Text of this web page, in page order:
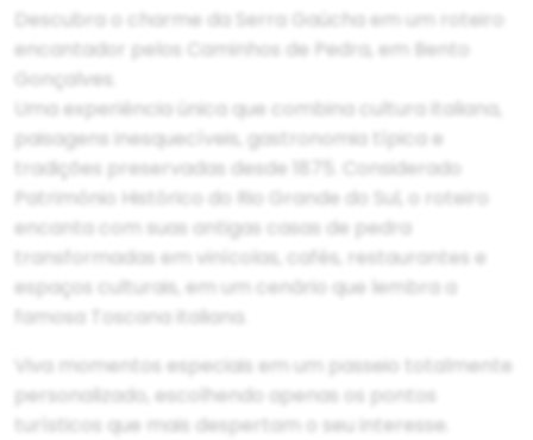
Descubra o charme da Serra Gaúcha em um roteiro
encantador pelos Caminhos de Pedra, em Bento
Gonçalves.
Uma experiência única que combina cultura italiana,
paisagens inesquecíveis, gastronomia típica e
tradições preservadas desde 1875. Considerado
Patrimônio Histórico do Rio Grande do Sul, o roteiro
encanta com suas antigas casas de pedra
transformadas em vinícolas, cafés, restaurantes e
espaços culturais, em um cenário que lembra a
famosa Toscana italiana.
Viva momentos especiais em um passeio totalmente
personalizado, escolhendo apenas os pontos
turísticos que mais despertam o seu interesse.